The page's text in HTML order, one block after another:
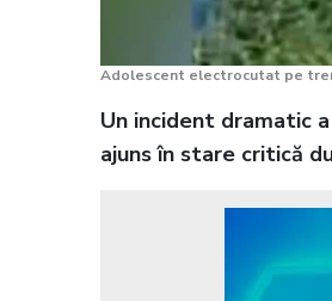
Adolescent electrocutat pe
Un incident dramatic
ajuns în stare critică